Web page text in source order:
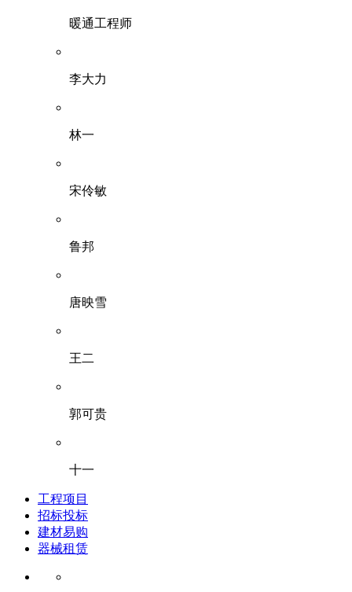
暖通工程师
李大力
林一
宋伶敏
鲁邦
唐映雪
王二
郭可贵
十一
工程项目
招标投标
建材易购
器械租赁